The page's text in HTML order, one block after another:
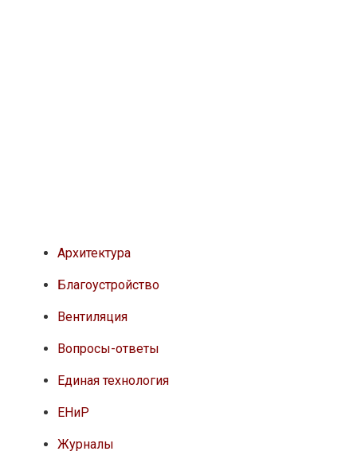
Архитектура
Благоустройство
Вентиляция
Вопросы-ответы
Единая технология
ЕНиР
Журналы